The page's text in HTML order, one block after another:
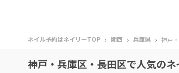
ネイル予約はネイリーTOP › 関西 › 兵庫県 › 神戸
神戸・兵庫区・長田区で人気の